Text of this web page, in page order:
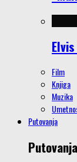
Film
Knjiga
Muzika
Putovanja
Putovanja